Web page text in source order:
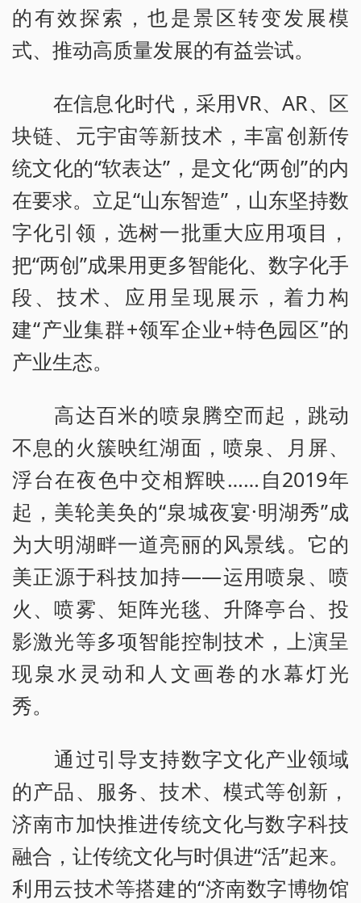
的有效探索，也是景区转变发展模
式、推动高质量发展的有益尝试。
在信息化时代，采用VR、AR、区
块链、元宇宙等新技术，丰富创新传
统文化的“软表达”，是文化“两创”的内
在要求。立足“山东智造”，山东坚持数
字化引领，选树一批重大应用项目，
把“两创”成果用更多智能化、数字化手
段、技术、应用呈现展示，着力构
建“产业集群+领军企业+特色园区”的
产业生态。
高达百米的喷泉腾空而起，跳动
不息的火簇映红湖面，喷泉、月屏、
浮台在夜色中交相辉映……自2019年
起，美轮美奂的“泉城夜宴·明湖秀”成
为大明湖畔一道亮丽的风景线。它的
美正源于科技加持——运用喷泉、喷
火、喷雾、矩阵光毯、升降亭台、投
影激光等多项智能控制技术，上演呈
现泉水灵动和人文画卷的水幕灯光
秀。
通过引导支持数字文化产业领域
的产品、服务、技术、模式等创新，
济南市加快推进传统文化与数字科技
融合，让传统文化与时俱进“活”起来。
利用云技术等搭建的“济南数字博物馆